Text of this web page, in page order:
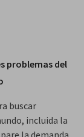
problemas del
buscar
incluida la